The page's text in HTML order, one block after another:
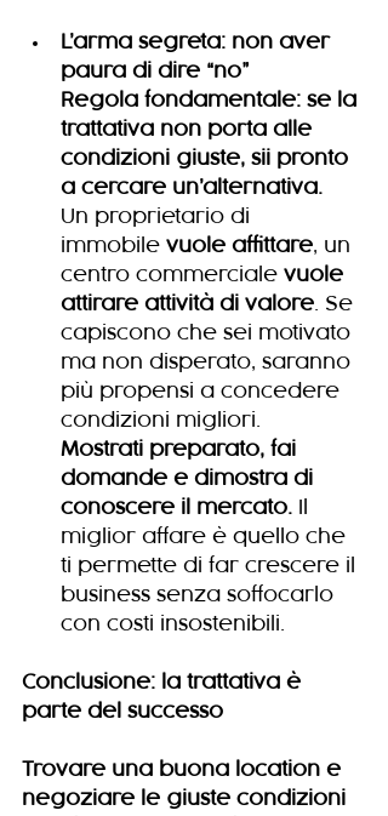
L’arma segreta: non aver
paura di dire “no”
Regola fondamentale: se la
trattativa non porta alle
condizioni giuste, sii pronto
a cercare un’alternativa.
Un proprietario di
immobile vuole affittare, un
centro commerciale vuole
attirare attività di valore . Se
capiscono che sei motivato
ma non disperato, saranno
più propensi a concedere
condizioni migliori.
Mostrati preparato, fai
domande e dimostra di
conoscere il mercato.
miglior affare è quello che
ti permette di far crescere il
business senza soffocarlo
con costi insostenibili.
Conclusione: la trattativa è
parte del successo
Trovare una buona location e
negoziare le giuste condizioni